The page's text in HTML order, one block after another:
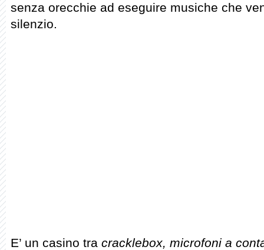
senza orecchie ad eseguire musiche che
silenzio.
E’ un casino tra cracklebox, microfoni a